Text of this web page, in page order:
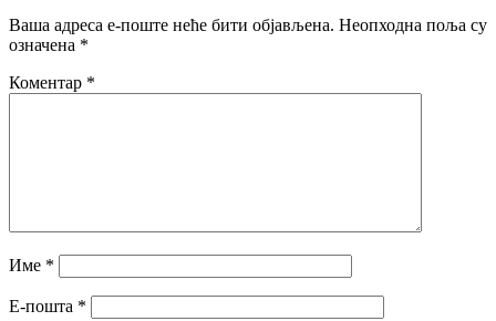
Ваша адреса е-поште неће бити објављена. Неопходна поља су
означена *
Коментар *
Име *
Е-пошта *